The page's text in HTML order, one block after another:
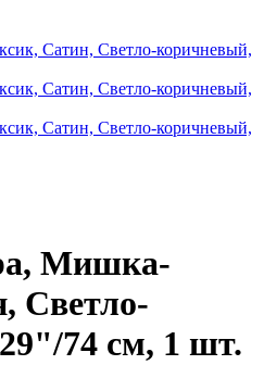
Мишка-
Светло-
74 см, 1 шт.